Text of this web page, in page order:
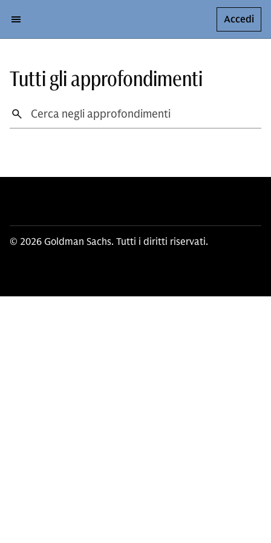
Accedi
Tutti gli approfondimenti
© 2026 Goldman Sachs. Tutti i diritti riservati.